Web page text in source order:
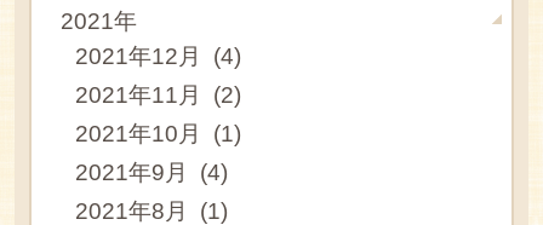
2021年
2021年12月 (4)
2021年11月 (2)
2021年10月 (1)
2021年9月 (4)
2021年8月 (1)